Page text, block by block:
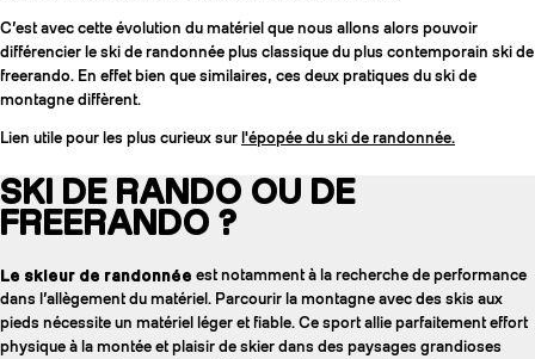
C’est avec cette évolution du matériel que nous allons alors pouvoir
différencier le ski de randonnée plus classique du plus contemporain ski de
freerando. En effet bien que similaires, ces deux pratiques du ski de
montagne diffèrent.
Lien utile pour les plus curieux sur l'épopée du ski de randonnée.
SKI DE RANDO OU DE
FREERANDO ?
Le skieur de randonnée est notamment à la recherche de performance
dans l’allègement du matériel. Parcourir la montagne avec des skis aux
pieds nécessite un matériel léger et fiable. Ce sport allie parfaitement effort
physique à la montée et plaisir de skier dans des paysages grandioses